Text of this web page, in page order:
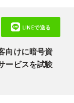
向けに暗号資
ービスを試験
LINEで送る